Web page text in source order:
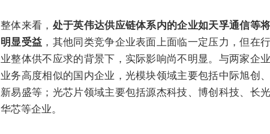
整体来看， 处于英伟达供应链体系内的企业如天孚通信等将
明显受益 ，其他同类竞争企业表面上面临一定压力，但在行
业整体供不应求的背景下，实际影响尚不明显。与两家企业
业务高度相似的国内企业，光模块领域主要包括中际旭创、
新易盛等；光芯片领域主要包括源杰科技、博创科技、长光
华芯等企业。